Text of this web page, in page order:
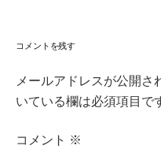
コメントを残す
メールアドレスが公開さ
いている欄は必須項目で
コメント ※